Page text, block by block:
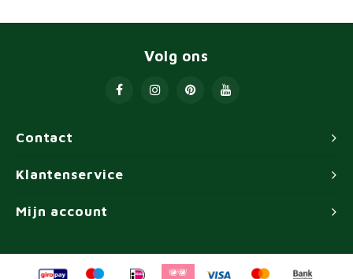
Contact
Volg ons
Klantenservice
Mijn account